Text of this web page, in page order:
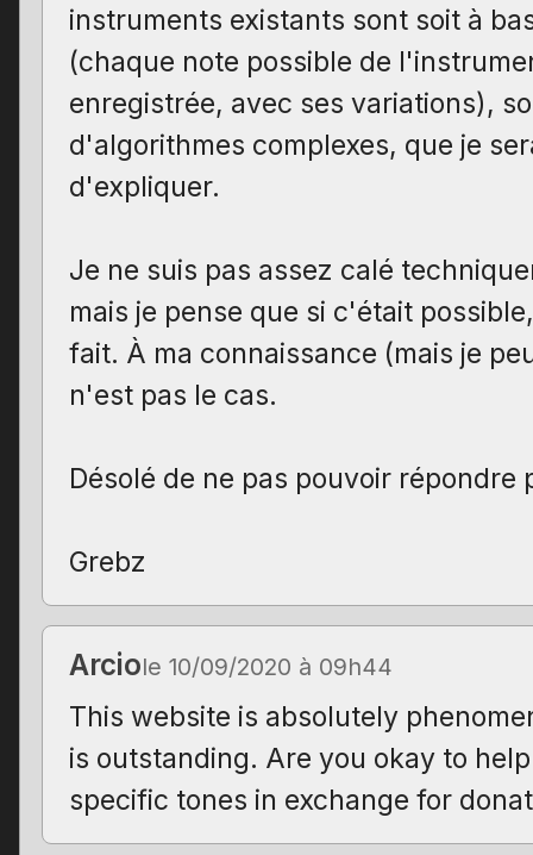
instruments existants sont soit à
(chaque note possible de
enregistrée, avec ses variations),
d'algorithmes complexes, que je
d'expliquer.
Je ne suis pas assez calé
mais je pense que si c'était
fait. À ma connaissance (mais je
n'est pas le cas.
Désolé de ne pas pouvoir répondre
Grebz
Arciole 10/09/2020 à 09h44
This website is absolutely
is outstanding. Are you okay to
specific tones in exchange for